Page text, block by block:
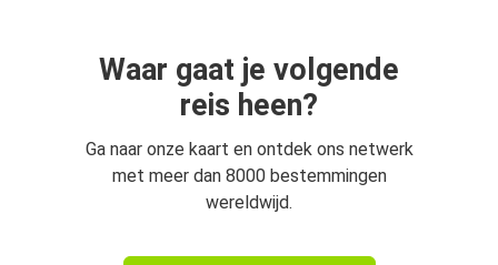
Waar gaat je volgende
reis heen?
Ga naar onze kaart en ontdek ons netwerk
met meer dan 8000 bestemmingen
wereldwijd.